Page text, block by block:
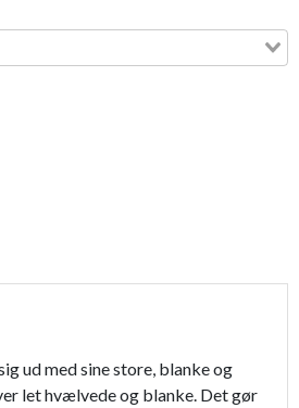
ud med sine store, blanke og
let hvælvede og blanke. Det gør